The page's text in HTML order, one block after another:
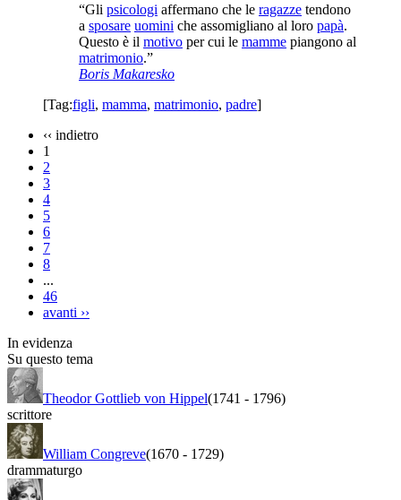
“Gli psicologi affermano che le ragazze tendono
a sposare uomini che assomigliano al loro papà.
Questo è il motivo per cui le mamme piangono al
matrimonio.”
Boris Makaresko
[Tag:figli, mamma, matrimonio, padre]
‹‹ indietro
1
2
3
4
5
6
7
8
...
46
avanti ››
In evidenza
Su questo tema
Theodor Gottlieb von Hippel(1741 - 1796)
scrittore
William Congreve(1670 - 1729)
drammaturgo